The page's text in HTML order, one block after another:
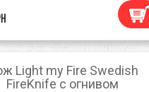
Light my Fire Swedish
FireKnife с огнивом